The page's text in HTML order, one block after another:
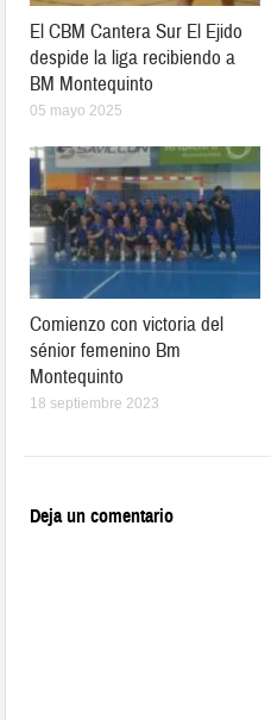
El CBM Cantera Sur El Ejido
despide la liga recibiendo a
BM Montequinto
05 mayo 2025
Comienzo con victoria del
sénior femenino Bm
Montequinto
18 septiembre 2023
Deja un comentario